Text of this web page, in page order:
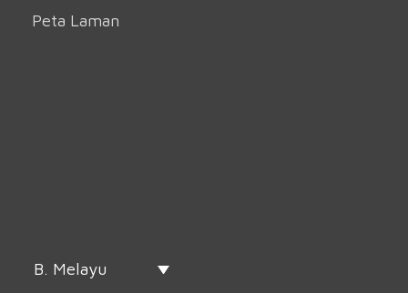
Peta Laman
B. Melayu